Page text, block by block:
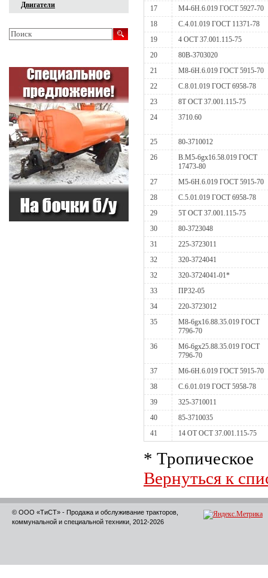
17
М4-6Н.6.019 ГОСТ 5927-70
18
С.4.01.019 ГОСТ 11371-78
19
4 ОСТ 37.001.115-75
20
80В-3703020
21
М8-6Н.6.019 ГОСТ 5915-70
22
С.8.01.019 ГОСТ 6958-78
23
8Т ОСТ 37.001.115-75
24
3710.60
25
80-3710012
26
В.М5-6gх16.58.019 ГОСТ
17473-80
27
М5-6Н.6.019 ГОСТ 5915-70
28
С.5.01.019 ГОСТ 6958-78
29
5Т ОСТ 37.001.115-75
30
80-3723048
31
225-3723011
32
320-3724041
32
320-3724041-01*
33
ПР32-05
34
220-3723012
35
М8-6gх16.88.35.019 ГОСТ
7796-70
36
М6-6gх25.88.35.019 ГОСТ
7796-70
37
М6-6Н.6.019 ГОСТ 5915-70
38
С.6.01.019 ГОСТ 5958-78
39
325-3710011
40
85-3710035
41
14 ОТ ОСТ 37.001.115-75
* Тропическое
Вернуться к
Двигатели
© ООО «ТиСТ» - Продажа и обслуживание тракторов,
коммунальной и специальной техники, 2012-2026